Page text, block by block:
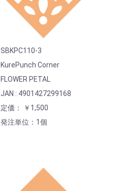
SBKPC110-3
KurePunch Corner
FLOWER PETAL
JAN : 4901427299168
定価： ￥1,500
発注単位：1個